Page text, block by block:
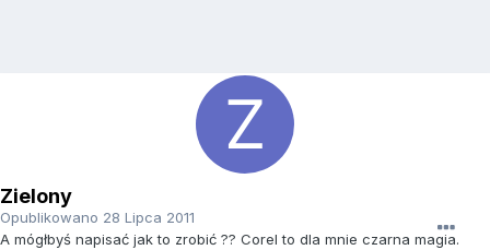
Zielony
Opublikowano 28 Lipca 2011
A mógłbyś napisać jak to zrobić ?? Corel to dla mnie czarna magia.